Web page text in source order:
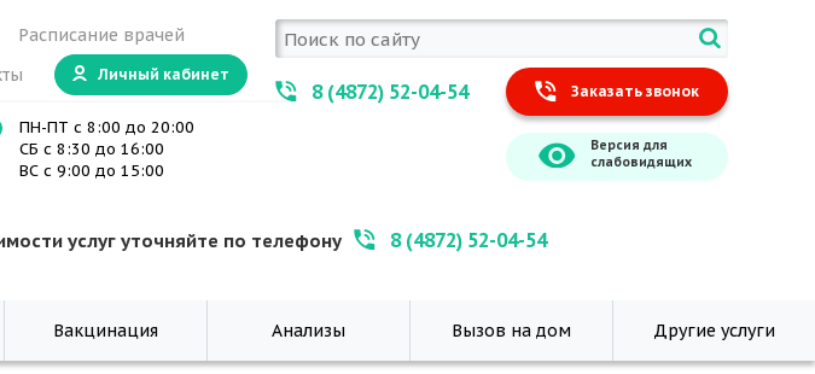
Расписание врачей
Личный кабинет
ПН-ПТ с 8:00 до 20:00
СБ с 8:30 до 16:00
ВС с 9:00 до 15:00
8 (4872) 52-04-54 Заказать звонок
Версия для
слабовидящих
услуг уточняйте по телефону 8 (4872) 52-04-54
Вакцинация Анализы Вызов на дом Другие услуги